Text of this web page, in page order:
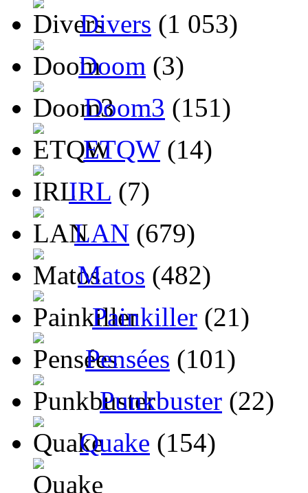
Divers (1 053)
Doom (3)
Doom3 (151)
ETQW(14)
IRL (7)
LAN (679)
Matos (482)
Painkiller (21)
Pensées (101)
Punkbuster (22)
Quake (154)